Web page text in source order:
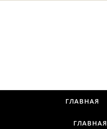
ГЛАВНАЯ
ГЛАВНАЯ